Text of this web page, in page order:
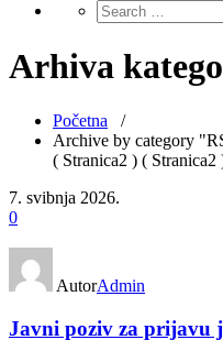
Arhiva
Početna /
Archive by category
( Stranica2 ) ( Stranica2
7. svibnja 2026.
0
AutorAdmin
Javni poziv za prijavu